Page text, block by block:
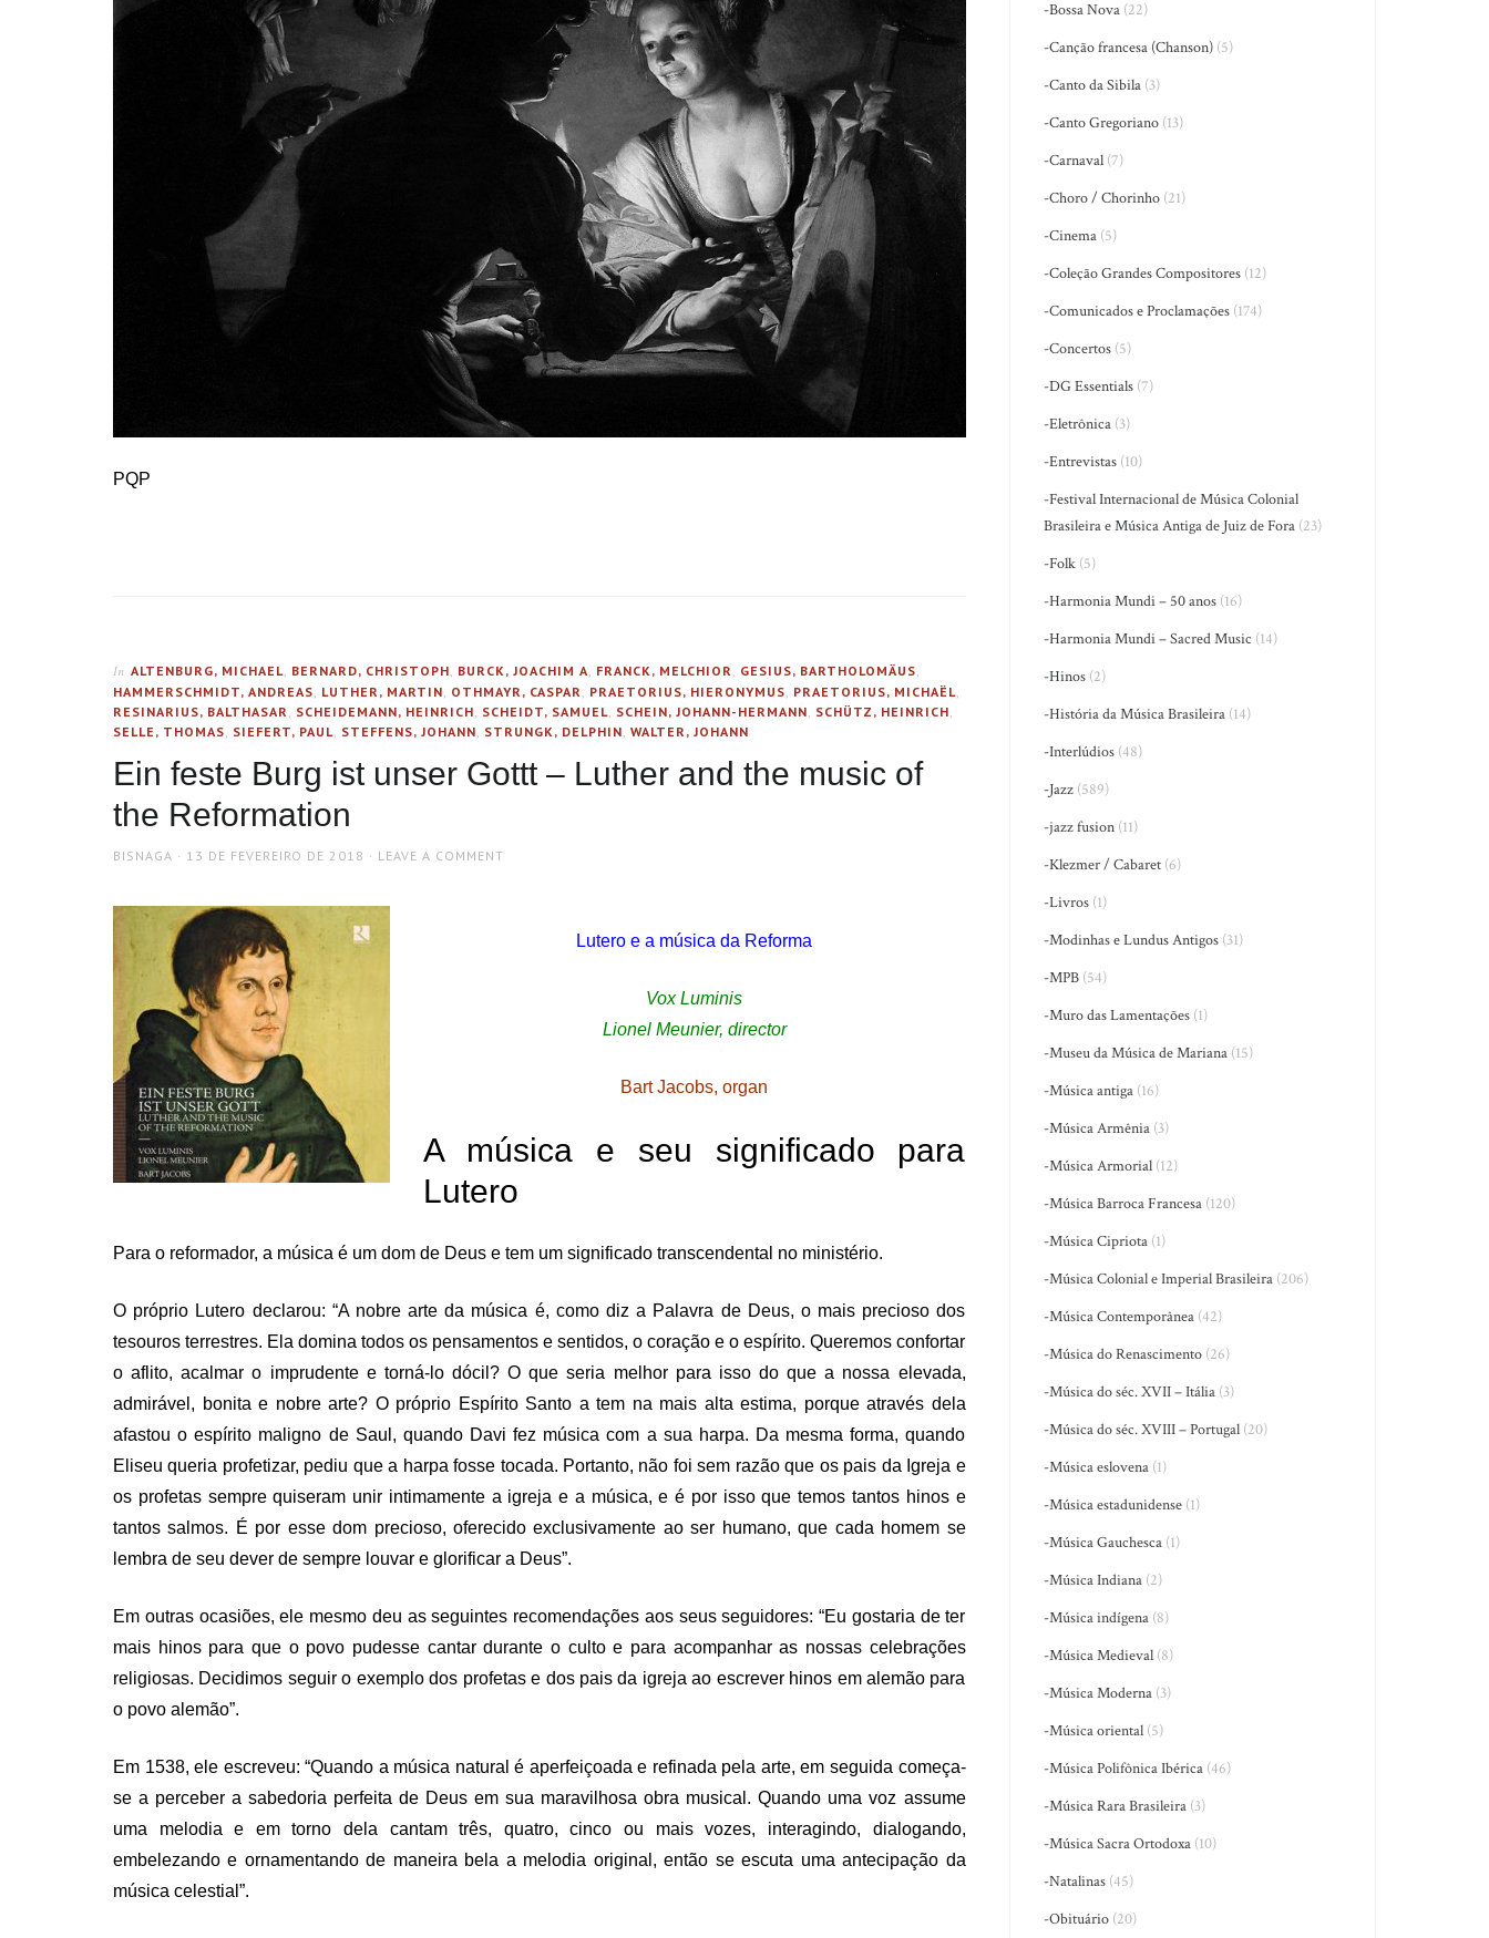
PQP
In ALTENBURG, MICHAEL, BERNARD, CHRISTOPH, BURCK, JOACHIM A, FRANCK, MELCHIOR, GESIUS, BARTHOLOMÄUS,
HAMMERSCHMIDT, ANDREAS, LUTHER, MARTIN, OTHMAYR, CASPAR, PRAETORIUS, HIERONYMUS, PRAETORIUS, MICHAËL,
RESINARIUS, BALTHASAR, SCHEIDEMANN, HEINRICH, SCHEIDT, SAMUEL, SCHEIN, JOHANN-HERMANN, SCHÜTZ, HEINRICH,
SELLE, THOMAS, SIEFERT, PAUL, STEFFENS, JOHANN, STRUNGK, DELPHIN, WALTER, JOHANN
Ein feste Burg ist unser Gottt – Luther and the music of
the Reformation
AUTHOR
BISNAGA
POSTED
13 DE FEVEREIRO DE 2018 LEAVE A COMMENT
Lutero e a música da Reforma
Vox Luminis
Lionel Meunier, director
Bart Jacobs, organ
A música e seu significado para
Lutero
Para o reformador, a música é um dom de Deus e tem um significado transcendental no ministério.
O próprio Lutero declarou: “A nobre arte da música é, como diz a Palavra de Deus, o mais precioso dos
tesouros terrestres. Ela domina todos os pensamentos e sentidos, o coração e o espírito. Queremos confortar
o aflito, acalmar o imprudente e torná-lo dócil? O que seria melhor para isso do que a nossa elevada,
admirável, bonita e nobre arte? O próprio Espírito Santo a tem na mais alta estima, porque através dela
afastou o espírito maligno de Saul, quando Davi fez música com a sua harpa. Da mesma forma, quando
Eliseu queria profetizar, pediu que a harpa fosse tocada. Portanto, não foi sem razão que os pais da Igreja e
os profetas sempre quiseram unir intimamente a igreja e a música, e é por isso que temos tantos hinos e
tantos salmos. É por esse dom precioso, oferecido exclusivamente ao ser humano, que cada homem se
lembra de seu dever de sempre louvar e glorificar a Deus”.
Em outras ocasiões, ele mesmo deu as seguintes recomendações aos seus seguidores: “Eu gostaria de ter
mais hinos para que o povo pudesse cantar durante o culto e para acompanhar as nossas celebrações
religiosas. Decidimos seguir o exemplo dos profetas e dos pais da igreja ao escrever hinos em alemão para
o povo alemão”.
Em 1538, ele escreveu: “Quando a música natural é aperfeiçoada e refinada pela arte, em seguida começa-
se a perceber a sabedoria perfeita de Deus em sua maravilhosa obra musical. Quando uma voz assume
uma melodia e em torno dela cantam três, quatro, cinco ou mais vozes, interagindo, dialogando,
embelezando e ornamentando de maneira bela a melodia original, então se escuta uma antecipação da
música celestial”.
-Bossa Nova (22)
-Canção francesa (Chanson) (5)
-Canto da Sibila (3)
-Canto Gregoriano (13)
-Carnaval (7)
-Choro / Chorinho (21)
-Cinema (5)
-Coleção Grandes Compositores (12)
-Comunicados e Proclamações (174)
-Concertos (5)
-DG Essentials (7)
-Eletrônica (3)
-Entrevistas (10)
-Festival Internacional de Música Colonial
Brasileira e Música Antiga de Juiz de Fora (23)
-Folk (5)
-Harmonia Mundi – 50 anos (16)
-Harmonia Mundi – Sacred Music (14)
-Hinos (2)
-História da Música Brasileira (14)
-Interlúdios (48)
-Jazz (589)
-jazz fusion (11)
-Klezmer / Cabaret (6)
-Livros (1)
-Modinhas e Lundus Antigos (31)
-MPB (54)
-Muro das Lamentações (1)
-Museu da Música de Mariana (15)
-Música antiga (16)
-Música Armênia (3)
-Música Armorial (12)
-Música Barroca Francesa (120)
-Música Cipriota (1)
-Música Colonial e Imperial Brasileira (206)
-Música Contemporânea (42)
-Música do Renascimento (26)
-Música do séc. XVII – Itália (3)
-Música do séc. XVIII – Portugal (20)
-Música eslovena (1)
-Música estadunidense (1)
-Música Gauchesca (1)
-Música Indiana (2)
-Música indígena (8)
-Música Medieval (8)
-Música Moderna (3)
-Música oriental (5)
-Música Polifônica Ibérica (46)
-Música Rara Brasileira (3)
-Música Sacra Ortodoxa (10)
-Natalinas (45)
-Obituário (20)